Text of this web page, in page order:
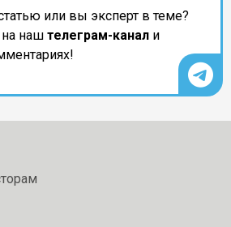
или вы эксперт в теме?
на наш телеграм-канал и